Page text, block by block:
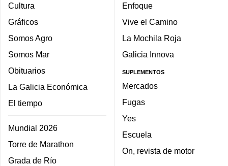
Cultura
Gráficos
Somos Agro
Somos Mar
Obituarios
La Galicia Económica
El tiempo
Mundial 2026
Torre de Marathon
Grada de Río
Enfoque
Vive el Camino
La Mochila Roja
Galicia Innova
SUPLEMENTOS
Mercados
Fugas
Yes
Escuela
On, revista de motor